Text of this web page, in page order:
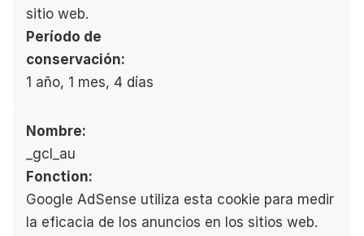
sitio web.
Período de
conservación:
1 año, 1 mes, 4 días
Nombre:
_gcl_au
Fonction:
Google AdSense utiliza esta cookie para medir
la eficacia de los anuncios en los sitios web.